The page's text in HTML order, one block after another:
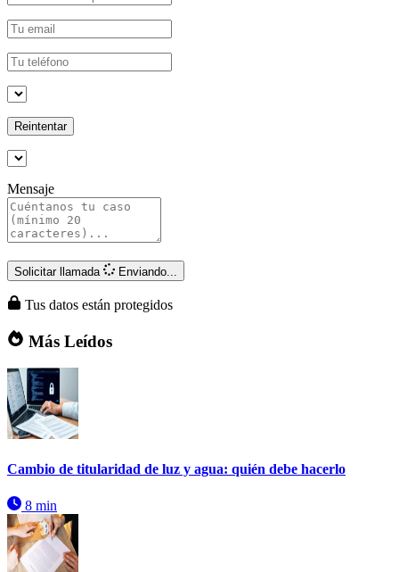
Reintentar
Mensaje
Solicitar llamada Enviando...
Tus datos están protegidos
Más Leídos
Cambio de titularidad de luz y agua: quién debe hacerlo
8 min